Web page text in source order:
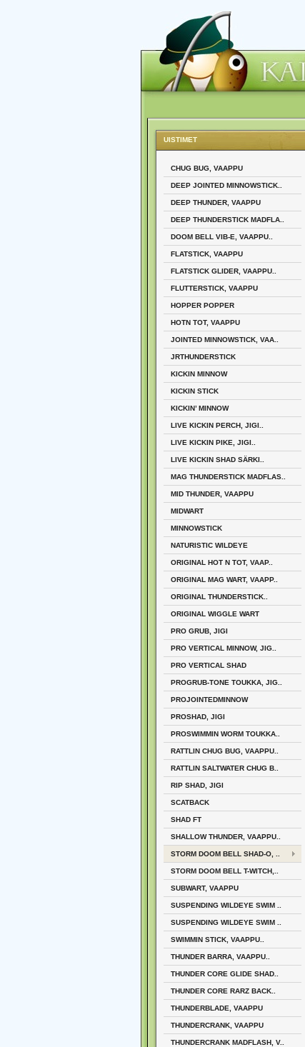
UISTIMET
CHUG BUG, VAAPPU
DEEP JOINTED MINNOWSTICK..
DEEP THUNDER, VAAPPU
DEEP THUNDERSTICK MADFLA..
DOOM BELL VIB-E, VAAPPU..
FLATSTICK, VAAPPU
FLATSTICK GLIDER, VAAPPU..
FLUTTERSTICK, VAAPPU
HOPPER POPPER
HOTN TOT, VAAPPU
JOINTED MINNOWSTICK, VAA..
JRTHUNDERSTICK
KICKIN MINNOW
KICKIN STICK
KICKIN’ MINNOW
LIVE KICKIN PERCH, JIGI..
LIVE KICKIN PIKE, JIGI..
LIVE KICKIN SHAD SÄRKI..
MAG THUNDERSTICK MADFLAS..
MID THUNDER, VAAPPU
MIDWART
MINNOWSTICK
NATURISTIC WILDEYE
ORIGINAL HOT N TOT, VAAP..
ORIGINAL MAG WART, VAAPP..
ORIGINAL THUNDERSTICK..
ORIGINAL WIGGLE WART
PRO GRUB, JIGI
PRO VERTICAL MINNOW, JIG..
PRO VERTICAL SHAD
PROGRUB-TONE TOUKKA, JIG..
PROJOINTEDMINNOW
PROSHAD, JIGI
PROSWIMMIN WORM TOUKKA..
RATTLIN CHUG BUG, VAAPPU..
RATTLIN SALTWATER CHUG B..
RIP SHAD, JIGI
SCATBACK
SHAD FT
SHALLOW THUNDER, VAAPPU..
STORM DOOM BELL SHAD-O, ..
STORM DOOM BELL T-WITCH,..
SUBWART, VAAPPU
SUSPENDING WILDEYE SWIM ..
SUSPENDING WILDEYE SWIM ..
SWIMMIN STICK, VAAPPU..
THUNDER BARRA, VAAPPU..
THUNDER CORE GLIDE SHAD..
THUNDER CORE RARZ BACK..
THUNDERBLADE, VAAPPU
THUNDERCRANK, VAAPPU
THUNDERCRANK MADFLASH, V..